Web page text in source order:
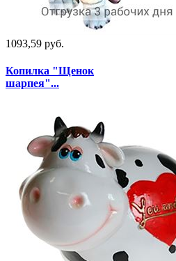
1093,59 руб.
Копилка "Щенок
шарпея"...